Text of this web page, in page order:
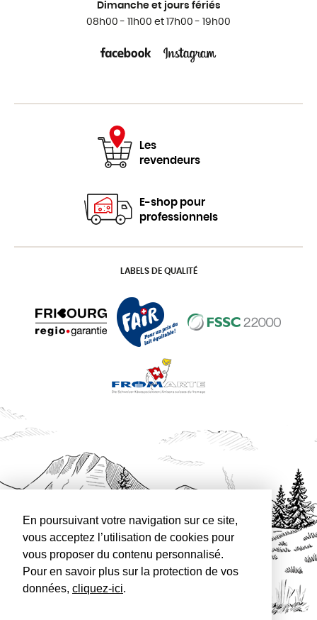
En poursuivant votre navigation sur ce site,
vous acceptez l’utilisation de cookies pour
vous proposer du contenu personnalisé.
Pour en savoir plus sur la protection de vos
données, cliquez-ici.
Dimanche et jours fériés
08h00 - 11h00 et 17h00 - 19h00
Les
revendeurs
E-shop pour
professionnels
LABELS DE QUALITÉ